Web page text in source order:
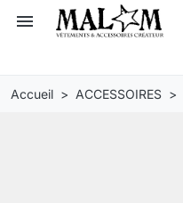
menu
Accueil ACCESSOIRES